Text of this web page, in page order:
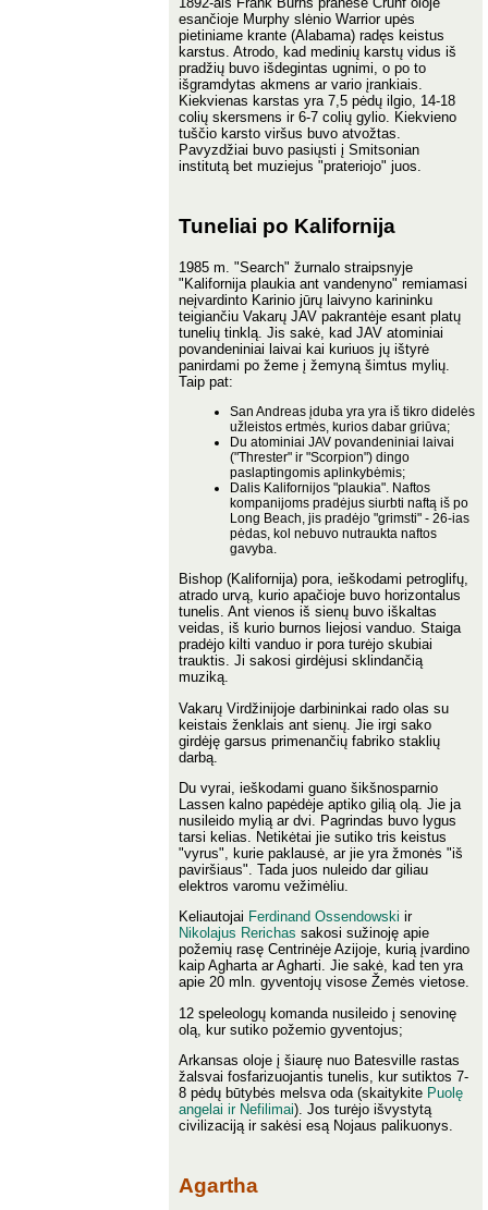
esančioje Murphy slėnio Warrior upės
pietiniame krante (Alabama) radęs keistus
karstus. Atrodo, kad medinių karstų vidus iš
pradžių buvo išdegintas ugnimi, o po to
išgramdytas akmens ar vario įrankiais.
Kiekvienas karstas yra 7,5 pėdų ilgio, 14-18
colių skersmens ir 6-7 colių gylio. Kiekvieno
tuščio karsto viršus buvo atvožtas.
Pavyzdžiai buvo pasiųsti į Smitsonian
institutą bet muziejus "prateriojo" juos.
Tuneliai po Kalifornija
1985 m. "Search" žurnalo straipsnyje
"Kalifornija plaukia ant vandenyno" remiamasi
neįvardinto Karinio jūrų laivyno karininku
teigiančiu Vakarų JAV pakrantėje esant platų
tunelių tinklą. Jis sakė, kad JAV atominiai
povandeniniai laivai kai kuriuos jų ištyrė
panirdami po žeme į žemyną šimtus mylių.
Taip pat:
San Andreas įduba yra yra iš tikro didelės
užleistos ertmės, kurios dabar griūva;
Du atominiai JAV povandeniniai laivai
("Threster" ir "Scorpion") dingo
paslaptingomis aplinkybėmis;
Dalis Kalifornijos "plaukia". Naftos
kompanijoms pradėjus siurbti naftą iš po
Long Beach, jis pradėjo "grimsti" - 26-ias
pėdas, kol nebuvo nutraukta naftos
gavyba.
Bishop (Kalifornija) pora, ieškodami petroglifų,
atrado urvą, kurio apačioje buvo horizontalus
tunelis. Ant vienos iš sienų buvo iškaltas
veidas, iš kurio burnos liejosi vanduo. Staiga
pradėjo kilti vanduo ir pora turėjo skubiai
trauktis. Ji sakosi girdėjusi sklindančią
muziką.
Vakarų Virdžinijoje darbininkai rado olas su
keistais ženklais ant sienų. Jie irgi sako
girdėję garsus primenančių fabriko staklių
darbą.
Du vyrai, ieškodami guano šikšnosparnio
Lassen kalno papėdėje aptiko gilią olą. Jie ja
nusileido mylią ar dvi. Pagrindas buvo lygus
tarsi kelias. Netikėtai jie sutiko tris keistus
"vyrus", kurie paklausė, ar jie yra žmonės "iš
paviršiaus". Tada juos nuleido dar giliau
elektros varomu vežimėliu.
Keliautojai Ferdinand Ossendowski ir
Nikolajus Rerichas sakosi sužinoję apie
požemių rasę Centrinėje Azijoje, kurią įvardino
kaip Agharta ar Agharti. Jie sakė, kad ten yra
apie 20 mln. gyventojų visose Žemės vietose.
12 speleologų komanda nusileido į senovinę
olą, kur sutiko požemio gyventojus;
Arkansas oloje į šiaurę nuo Batesville rastas
žalsvai fosfarizuojantis tunelis, kur sutiktos 7-
8 pėdų būtybės melsva oda (skaitykite Puolę
angelai ir Nefilimai). Jos turėjo išvystytą
civilizaciją ir sakėsi esą Nojaus palikuonys.
Agartha